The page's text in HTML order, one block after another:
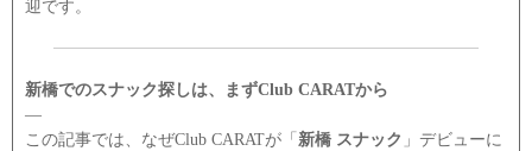
迎です。
新橋でのスナック探しは、まずClub CARATから
―
この記事では、なぜClub CARATが「 新橋 スナック 」デビューに